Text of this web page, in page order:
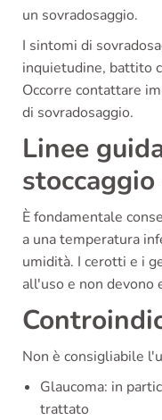
un sovradosaggio.
I sintomi di
inquietudine, battito
Occorre contattare
di sovradosaggio.
Linee
È fondamentale
a una temperatura
umidità. I cerotti e i
all'uso e non devono
Non è consigliabile
Glaucoma: in
trattato